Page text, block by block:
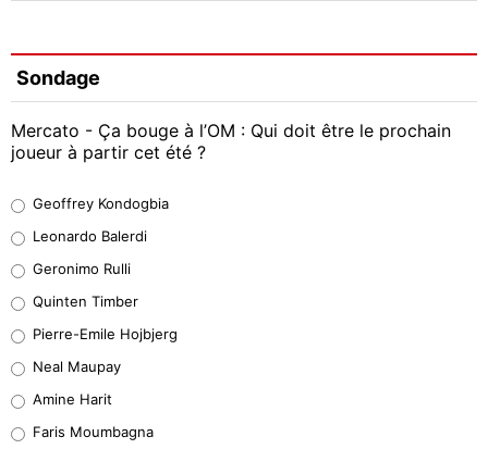
Sondage
Mercato - Ça bouge à l’OM : Qui doit être le prochain
joueur à partir cet été ?
38%
32%
5%
1%
Geoffrey Kondogbia
Leonardo Balerdi
Geronimo Rulli
Quinten Timber
Pierre-Emile Hojbjerg
Neal Maupay
Amine Harit
Faris Moumbagna